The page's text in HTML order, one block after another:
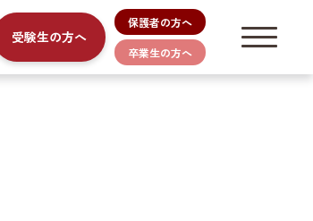
受験生の方へ
保護者の方へ
卒業生の方へ